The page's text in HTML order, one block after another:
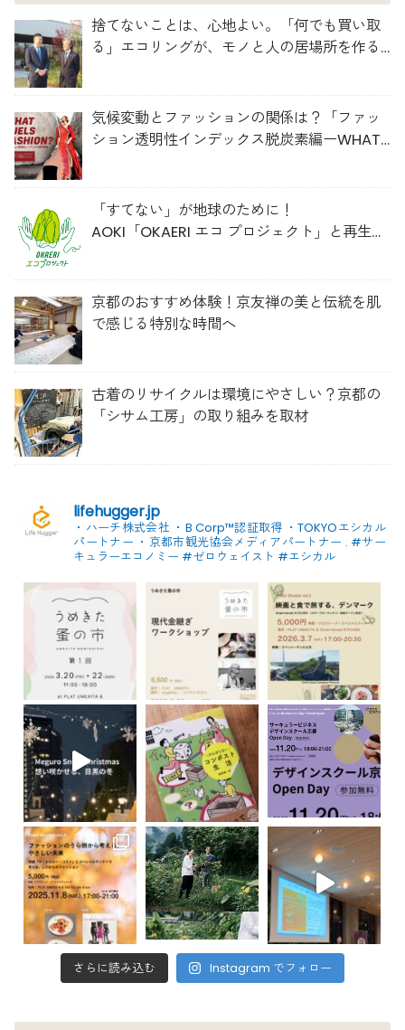
捨てないことは、心地よい。「何でも買い取
る」エコリングが、モノと人の居場所を作る
気候変動とファッションの関係は？「ファッ
ション透明性インデックス脱炭素編ーWHAT
「すてない」が地球のために！
AOKI「OKAERI エコ プロジェクト」と再生ウ
京都のおすすめ体験！京友禅の美と伝統を肌
で感じる特別な時間へ
古着のリサイクルは環境にやさしい？京都の
「シサム工房」の取り組みを取材
lifehugger.jp
・ハーチ株式会社 ・B Corp™認証取得 ・TOKYOエシカル
パートナー ・京都市観光協会メディアパートナー . #サー
キュラーエコノミー #ゼロウェイスト #エシカル
さらに読み込む Instagram でフォロー